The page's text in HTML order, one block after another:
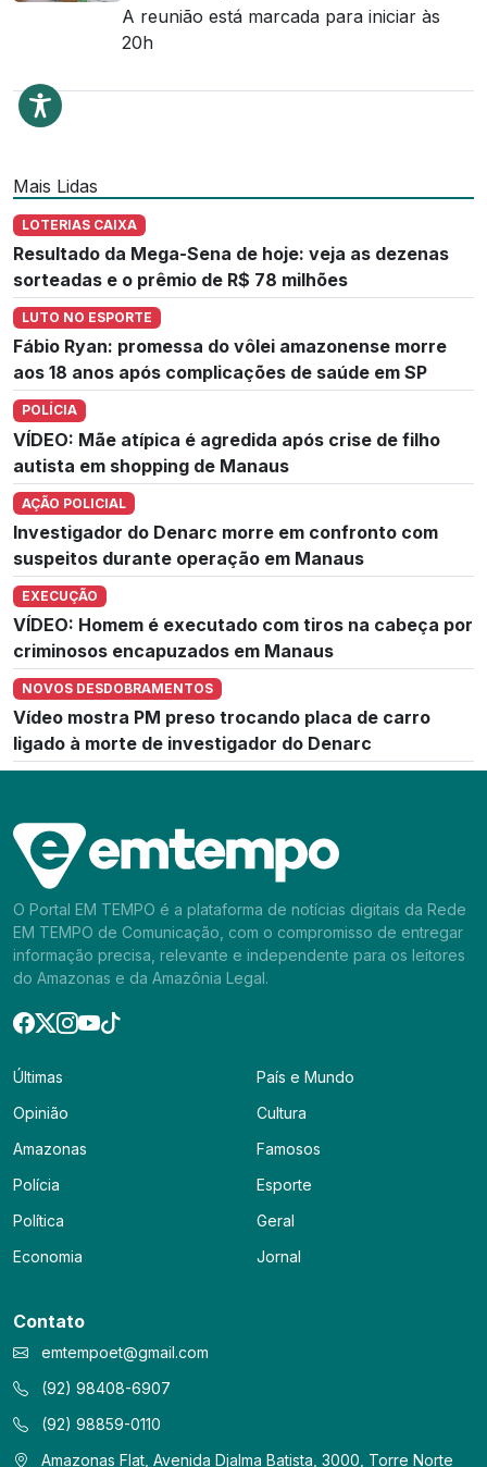
A reunião está marcada para iniciar às
20h
Mais Lidas
LOTERIAS CAIXA
Resultado da Mega-Sena de hoje: veja as dezenas
sorteadas e o prêmio de R$ 78 milhões
LUTO NO ESPORTE
Fábio Ryan: promessa do vôlei amazonense morre
aos 18 anos após complicações de saúde em SP
POLÍCIA
VÍDEO: Mãe atípica é agredida após crise de filho
autista em shopping de Manaus
AÇÃO POLICIAL
Investigador do Denarc morre em confronto com
suspeitos durante operação em Manaus
EXECUÇÃO
VÍDEO: Homem é executado com tiros na cabeça por
criminosos encapuzados em Manaus
NOVOS DESDOBRAMENTOS
Vídeo mostra PM preso trocando placa de carro
ligado à morte de investigador do Denarc
O Portal EM TEMPO é a plataforma de notícias digitais da Rede
EM TEMPO de Comunicação, com o compromisso de entregar
informação precisa, relevante e independente para os leitores
do Amazonas e da Amazônia Legal.
Últimas
Opinião
Amazonas
Polícia
Política
Economia
País e Mundo
Cultura
Famosos
Esporte
Geral
Jornal
Contato
emtempoet@gmail.com
(92) 98408-6907
(92) 98859-0110
Amazonas Flat, Avenida Djalma Batista, 3000, Torre Norte